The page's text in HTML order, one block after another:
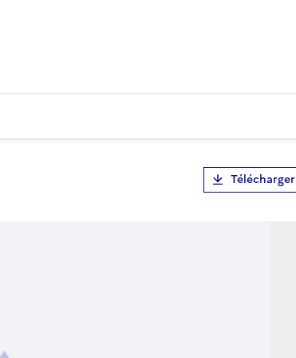
Télécharger